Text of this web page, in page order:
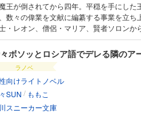
王が倒されてから四年。平穏を手にした
数々の偉業を文献に編纂する事業を立
・レオン、僧侶・マリア、賢者ソロンか
ていく中で、全員が勇者の死の真相につ
死んだのか？」 勇者を殺したのは魔王
、冒険者たちの業と情が入り混じる群
ーミステリ。
ボソッとロシア語でデレる隣のア
ラノベ
向けライトノベル
SUN / ももこ
スニーカー文庫